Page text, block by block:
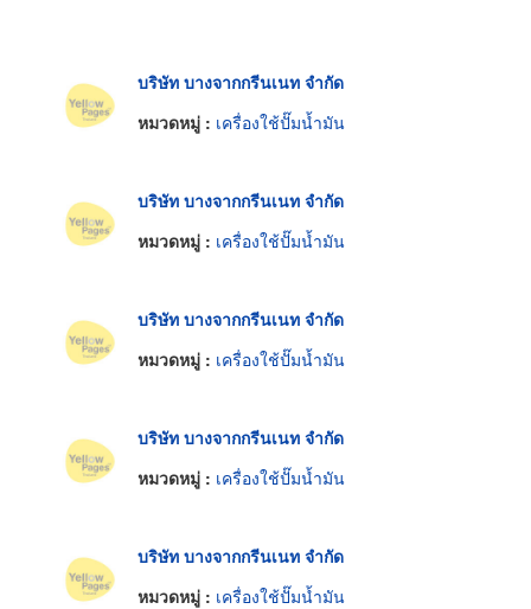
บริษัท บางจากกรีนเนท จำกัด
หมวดหมู่ : เครื่องใช้ปั๊มน้ำมัน
บริษัท บางจากกรีนเนท จำกัด
หมวดหมู่ : เครื่องใช้ปั๊มน้ำมัน
บริษัท บางจากกรีนเนท จำกัด
หมวดหมู่ : เครื่องใช้ปั๊มน้ำมัน
บริษัท บางจากกรีนเนท จำกัด
หมวดหมู่ : เครื่องใช้ปั๊มน้ำมัน
บริษัท บางจากกรีนเนท จำกัด
หมวดหมู่ : เครื่องใช้ปั๊มน้ำมัน